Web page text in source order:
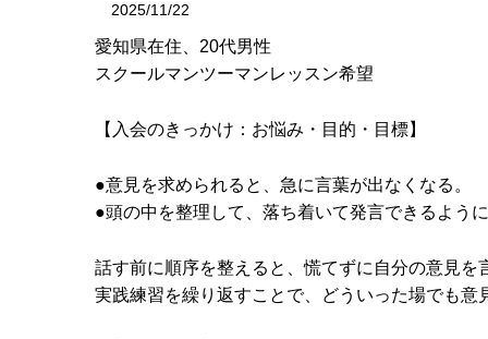
2025/11/22
愛知県在住、20代男性
スクールマンツーマンレッスン希望
【入会のきっかけ：お悩み・目的・目標】
●意見を求められると、急に言葉が出なくなる。
●頭の中を整理して、落ち着いて発言できるよう
話す前に順序を整えると、慌てずに自分の意見を
実践練習を繰り返すことで、どういった場でも